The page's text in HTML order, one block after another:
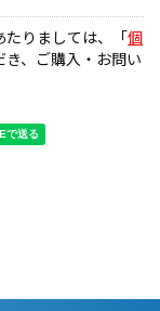
たりましては、「個
き、ご購入・お問い